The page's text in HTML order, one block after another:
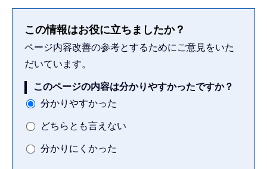
この情報はお役に立ちましたか？
ページ内容改善の参考とするためにご意見をいた
だいています。
このページの内容は分かりやすかったですか？
分かりやすかった
どちらとも言えない
分かりにくかった